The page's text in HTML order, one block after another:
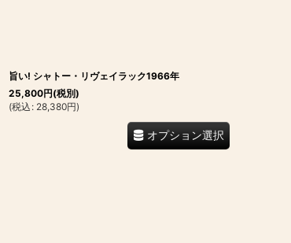
旨い! シャトー・リヴェイラック1966年
25,800円(税別)
(税込 : 28,380円)
オプション選択